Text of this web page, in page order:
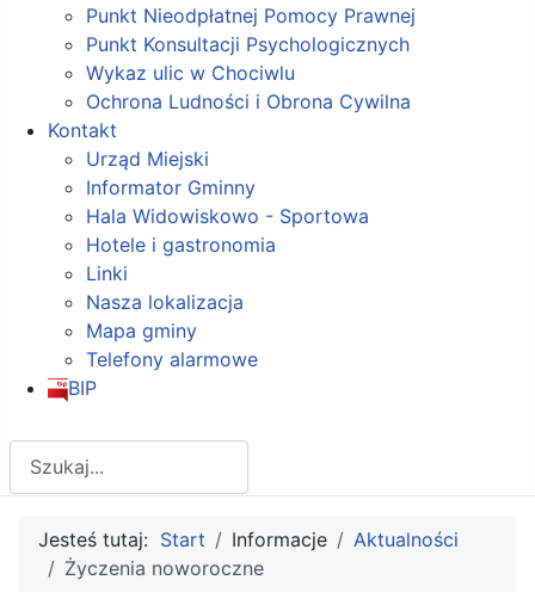
Punkt Nieodpłatnej Pomocy Prawnej
Punkt Konsultacji Psychologicznych
Wykaz ulic w Chociwlu
Ochrona Ludności i Obrona Cywilna
Kontakt
Urząd Miejski
Informator Gminny
Hala Widowiskowo - Sportowa
Hotele i gastronomia
Linki
Nasza lokalizacja
Mapa gminy
Telefony alarmowe
BIP
Jesteś tutaj: Start Informacje
Aktualności
Życzenia noworoczne